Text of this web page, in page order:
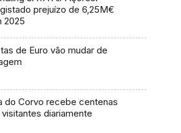
prejuízo de 6,25M€
2025
de Euro vão mudar de
do Corvo recebe centenas
diariamente